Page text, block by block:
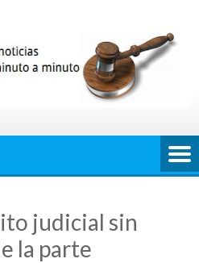
judicial sin
la parte